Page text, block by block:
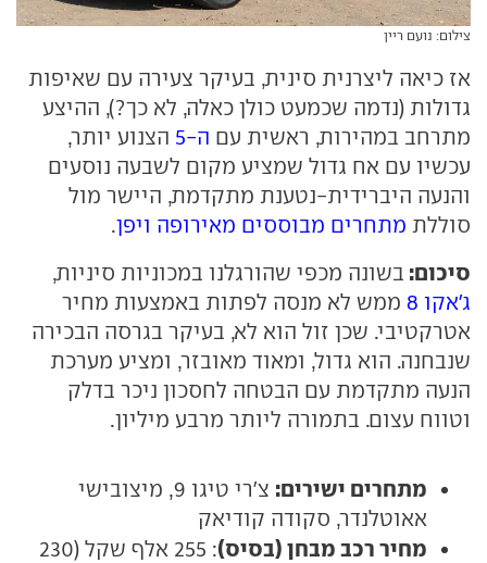
צילום: נועם ריין
אז כיאה ליצרנית סינית, בעיקר צעירה עם שאיפות
גדולות (נדמה שכמעט כולן כאלה, לא כך?), ההיצע
מתרחב במהירות, ראשית עם ה-5
הצנוע יותר,
עכשיו עם אח גדול שמציע מקום לשבעה נוסעים
והנעה היברידית-נטענת מתקדמת, היישר מול
סוללת מתחרים מבוססים מאירופה ויפן.
סיכום: בשונה מכפי שהורגלנו במכוניות סיניות,
ג'אקו 8
ממש לא מנסה לפתות באמצעות מחיר
אטרקטיבי. שכן זול הוא לא, בעיקר בגרסה הבכירה
שנבחנה. הוא גדול, ומאוד מאובזר, ומציע מערכת
הנעה מתקדמת עם הבטחה לחסכון ניכר בדלק
וטווח עצום. בתמורה ליותר מרבע מיליון.
מתחרים ישירים:
צ'רי טיגו 9, מיצובישי
אאוטלנדר, סקודה קודיאק
מחיר רכב מבחן (בסיס)
: 255 אלף שקל (230